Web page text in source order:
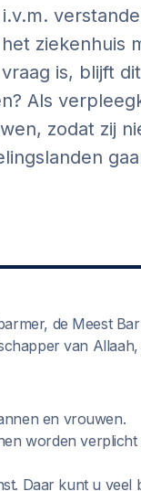
ziekenhuis
is, blijft
Als
zodat zij
de Meest
van Allaah,
en vrouwen.
worden
Daar kunt u veel